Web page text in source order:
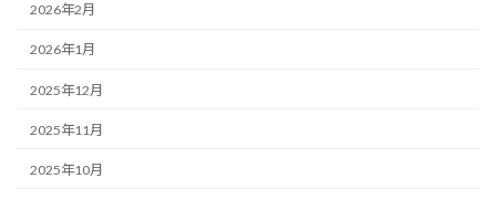
2026年2月
2026年1月
2025年12月
2025年11月
2025年10月